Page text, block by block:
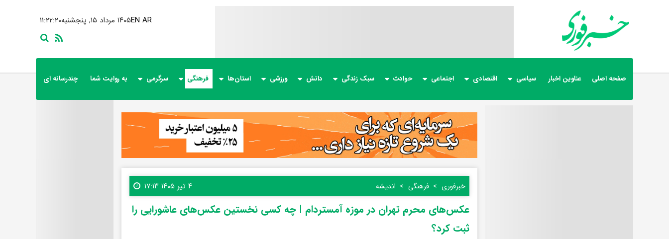
۱۱:۲۲:۲۱ ۱۴۰۵ مرداد ۱۵, پنجشنبهEN AR
صفحه اصلی عناوین اخبار سیاسی اقتصادی اجتماعی حوادث سبک زندگی دانش ورزشی استان‌ها فرهنگی سرگرمی به روایت شما چندرسانه ای
خبرفوری فرهنگی اندیشه ۴ تیر ۱۴۰۵ ۱۷:۱۳
عکس‌های محرم تهران در موزه آمستردام | چه کسی نخستین عکس‌های عاشورایی را
ثبت کرد؟